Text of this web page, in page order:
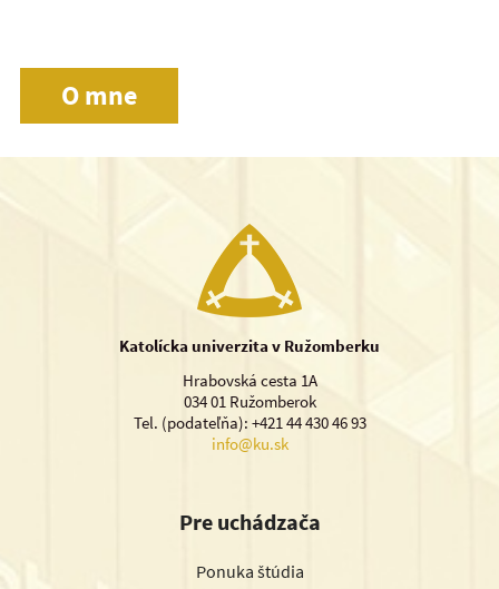
O mne
Katolícka univerzita v Ružomberku
Hrabovská cesta 1A
034 01 Ružomberok
Tel. (podateľňa): +421 44 430 46 93
info@ku.sk
Pre uchádzača
Ponuka štúdia